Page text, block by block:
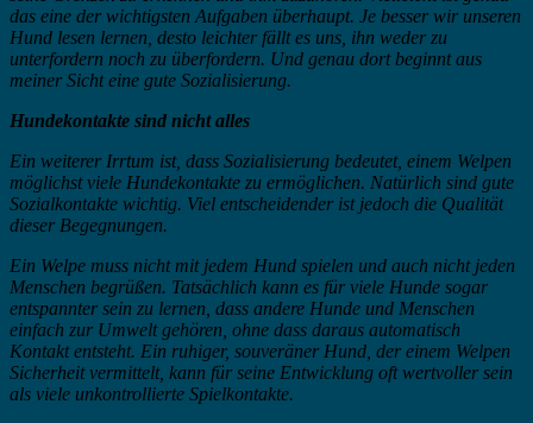
das eine der wichtigsten Aufgaben überhaupt. Je besser wir unseren
Hund lesen lernen, desto leichter fällt es uns, ihn weder zu
unterfordern noch zu überfordern. Und genau dort beginnt aus
meiner Sicht eine gute Sozialisierung.
Hundekontakte sind nicht alles
Ein weiterer Irrtum ist, dass Sozialisierung bedeutet, einem Welpen
möglichst viele Hundekontakte zu ermöglichen. Natürlich sind gute
Sozialkontakte wichtig. Viel entscheidender ist jedoch die Qualität
dieser Begegnungen.
Ein Welpe muss nicht mit jedem Hund spielen und auch nicht jeden
Menschen begrüßen. Tatsächlich kann es für viele Hunde sogar
entspannter sein zu lernen, dass andere Hunde und Menschen
einfach zur Umwelt gehören, ohne dass daraus automatisch
Kontakt entsteht. Ein ruhiger, souveräner Hund, der einem Welpen
Sicherheit vermittelt, kann für seine Entwicklung oft wertvoller sein
als viele unkontrollierte Spielkontakte.